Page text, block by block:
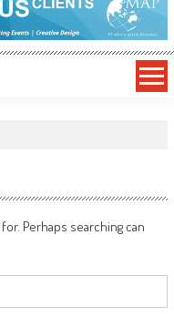
Perhaps searching can